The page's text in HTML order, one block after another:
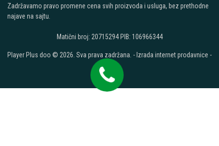
Zadržavamo pravo promene cena svih proizvoda i usluga, bez prethodne
najave na sajtu.
Matični broj: 20715294 PIB: 106966344
Player Plus doo © 2026. Sva prava zadržana. - Izrada internet prodavnice -
Selltico.